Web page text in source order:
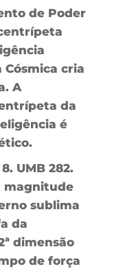
de Poder
Cósmica cria
A
da
é
UMB 282.
magnitude
sublima
da
dimensão
de força